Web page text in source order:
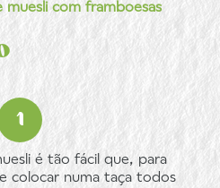
muesli com framboesas
é tão fácil que, para
colocar numa taça todos